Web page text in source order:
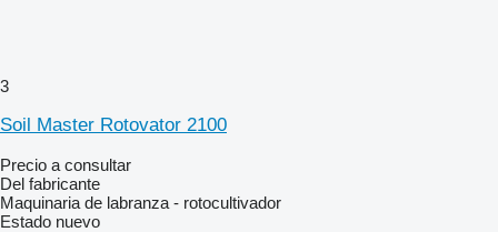
3
Soil Master Rotovator 2100
Precio a consultar
Del fabricante
Maquinaria de labranza - rotocultivador
Estado nuevo